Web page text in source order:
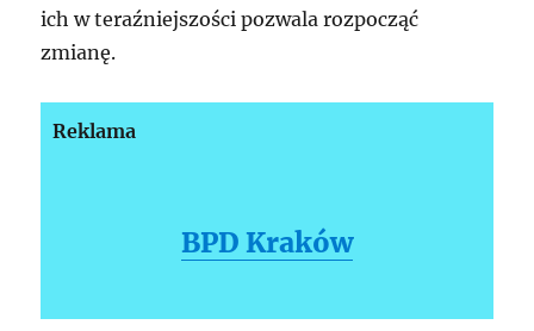
ich w teraźniejszości pozwala rozpocząć
zmianę.
Reklama
BPD Kraków